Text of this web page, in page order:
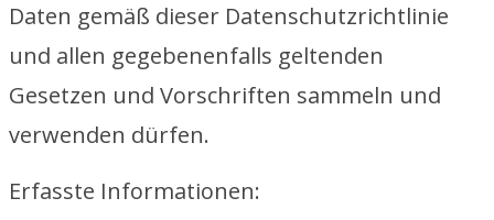
Daten gemäß dieser Datenschutzrichtlinie
und allen gegebenenfalls geltenden
Gesetzen und Vorschriften sammeln und
verwenden dürfen.
Erfasste Informationen: